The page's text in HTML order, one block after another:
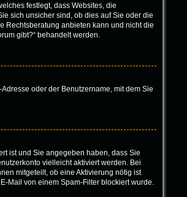
festlegt, dass Websites, die
sich unsicher sind, ob dies auf Sie oder die
Rechtsberatung anbieten kann und nicht die
gibt?“ behandelt werden.
oder der Benutzername, mit dem Sie
ist und Sie angegeben haben, dass Sie
vielleicht aktiviert werden. Bei
mitgeteilt, ob eine Aktivierung nötig ist
Mail von einem Spam-Filter blockiert wurde.